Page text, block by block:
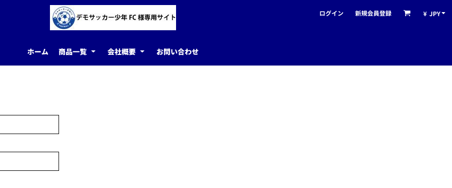
ログイン 新規会員登録 ¥ JPY
ホーム 商品一覧 会社概要 お問い合わせ